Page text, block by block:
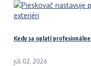
Kedy sa oplatí
júl 02, 2026